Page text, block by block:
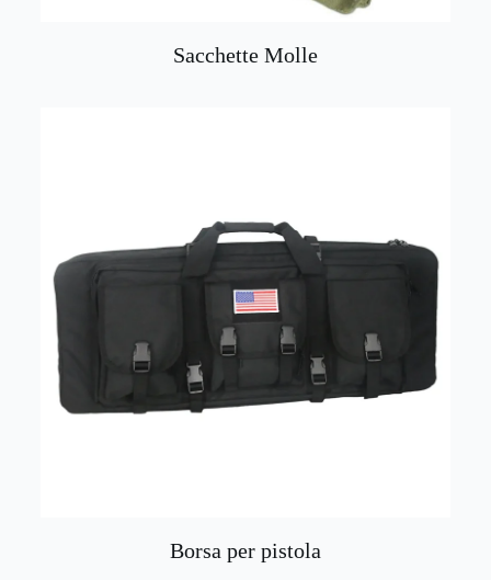
Sacchette Molle
Borsa per pistola